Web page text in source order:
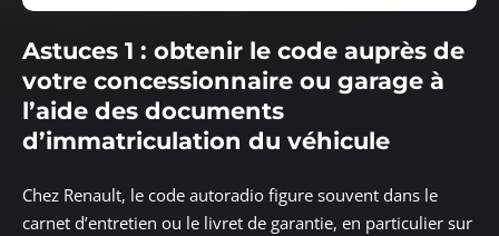
Astuces 1 : obtenir le code auprès de
votre concessionnaire ou garage à
l’aide des documents
d’immatriculation du véhicule
Chez Renault, le code autoradio figure souvent dans le
carnet d’entretien ou le livret de garantie, en particulier sur